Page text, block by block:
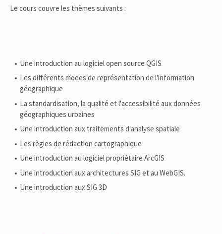
Le cours couvre les thèmes suivants :
Une introduction au logiciel open source QGIS
Les différents modes de représentation de l'information
géographique
La standardisation, la qualité et l'accessibilité aux données
géographiques urbaines
Une introduction aux traitements d'analyse spatiale
Les règles de rédaction cartographique
Une introduction au logiciel propriétaire ArcGIS
Une introduction aux architectures SIG et au WebGIS.
Une introduction aux SIG 3D